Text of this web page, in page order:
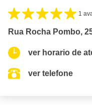
1
Rua Rocha Pombo,
ver horario de
ver telefone